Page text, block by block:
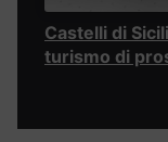
Castelli di
turismo di